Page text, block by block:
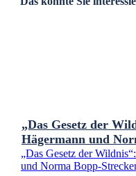
„Das Gesetz der
Hägermann und
„Das Gesetz der
und Norma Bopp-